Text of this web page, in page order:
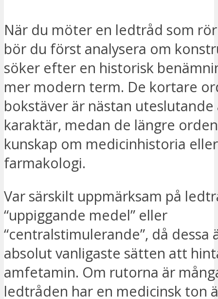
När du möter en ledtråd som
bör du först analysera om
söker efter en historisk
mer modern term. De kortare
bokstäver är nästan
karaktär, medan de längre
kunskap om medicinhistoria eller
farmakologi.
Var särskilt uppmärksam på
“uppiggande medel” eller
“centralstimulerande”, då dessa
absolut vanligaste sätten att
amfetamin. Om rutorna är
ledtråden har en medicinsk ton